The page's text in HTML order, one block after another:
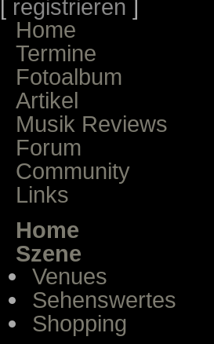
[ registrieren ]
Home
Termine
Fotoalbum
Artikel
Musik Reviews
Forum
Community
Links
Home
Szene
Venues
Sehenswertes
Shopping